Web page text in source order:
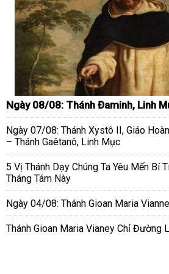
Ngày 08/08: Thánh Đaminh, Linh
Ngày 07/08: Thánh Xystô II, Giáo
– Thánh Gaêtanô, Linh Mục
5 Vị Thánh Dạy Chúng Ta Yêu Mến Bí
Tháng Tám Này
Ngày 04/08: Thánh Gioan Maria
Thánh Gioan Maria Vianey Chỉ Đường